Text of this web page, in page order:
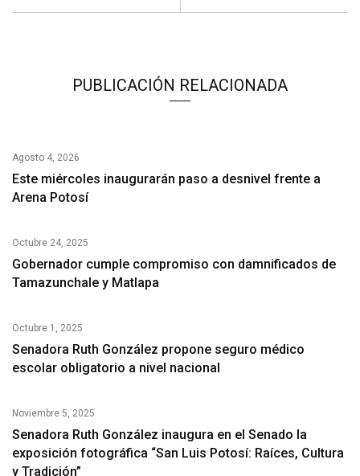
PUBLICACIÓN RELACIONADA
Agosto 4, 2026
Este miércoles inaugurarán paso a desnivel frente a
Arena Potosí
Octubre 24, 2025
Gobernador cumple compromiso con damnificados de
Tamazunchale y Matlapa
Octubre 1, 2025
Senadora Ruth González propone seguro médico
escolar obligatorio a nivel nacional
Noviembre 5, 2025
Senadora Ruth González inaugura en el Senado la
exposición fotográfica “San Luis Potosí: Raíces, Cultura
y Tradición”